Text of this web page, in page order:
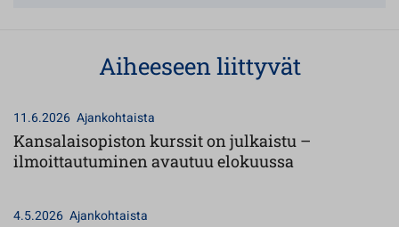
Aiheeseen liittyvät
11.6.2026 Ajankohtaista
Kansalaisopiston kurssit on julkaistu –
ilmoittautuminen avautuu elokuussa
4.5.2026 Ajankohtaista